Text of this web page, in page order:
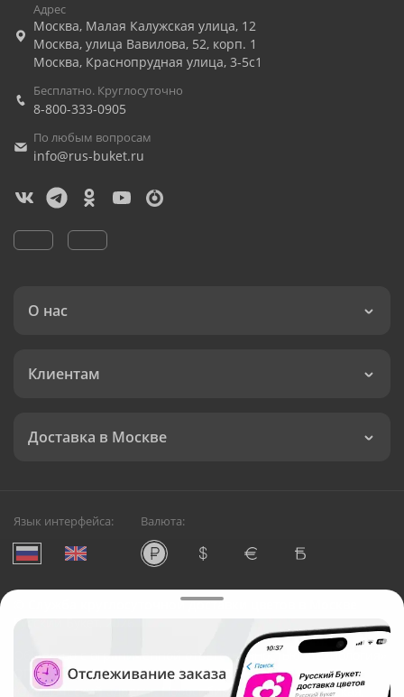
Адрес
Москва, Малая Калужская улица, 12
Москва, улица Вавилова, 52, корп. 1
Москва, Краснопрудная улица, 3-5с1
Бесплатно. Круглосуточно
8-800-333-0905
По любым вопросам
info@rus-buket.ru
О нас
Клиентам
Доставка в Москве
Язык интерфейса: Валюта:
Служба круглосуточной доставки цветов в Москве
Русский Букет, 2026
Общество с ограниченной ответственностью «Технология»
ОГРН: 1195476081745, ИНН: 5410081997
Юридический адрес: г. Новосибирск, ул. Ипподромская,